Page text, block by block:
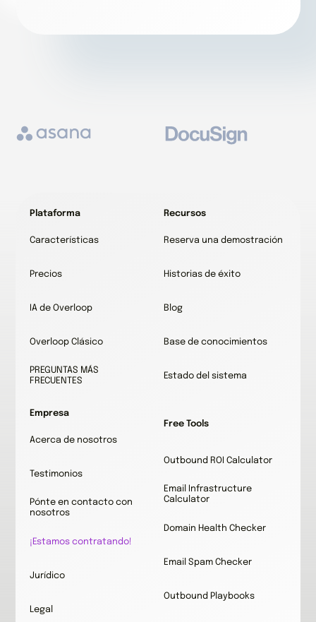
Plataforma
Características
Precios
IA de Overloop
Overloop Clásico
PREGUNTAS MÁS
FRECUENTES
Recursos
Reserva una demostración
Historias de éxito
Blog
Base de conocimientos
Estado del sistema
Empresa
Acerca de nosotros
Testimonios
Pónte en contacto con
nosotros
¡Estamos contratando!
Jurídico
Legal
Free Tools
Outbound ROI Calculator
Email Infrastructure
Calculator
Domain Health Checker
Email Spam Checker
Outbound Playbooks